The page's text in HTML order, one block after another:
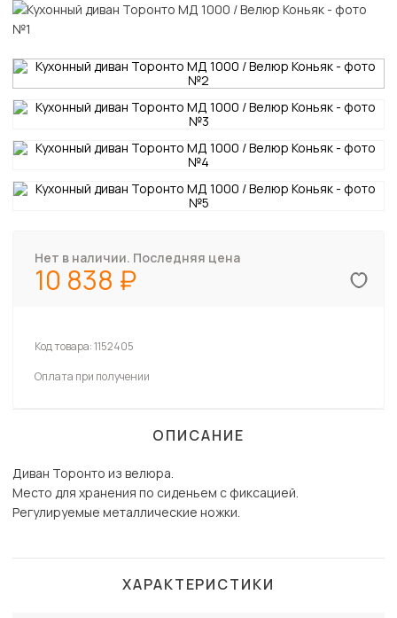
Нет в наличии. Последняя цена
10 838
Код товара:1152405
Оплата при получении
ОПИСАНИЕ
Диван Торонто из велюра.
Место для хранения по сиденьем с фиксацией.
Регулируемые металлические ножки.
ХАРАКТЕРИСТИКИ